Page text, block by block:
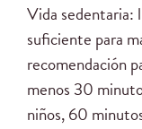
Vida sedentaria:
suficiente para
recomendación
menos 30
niños, 60